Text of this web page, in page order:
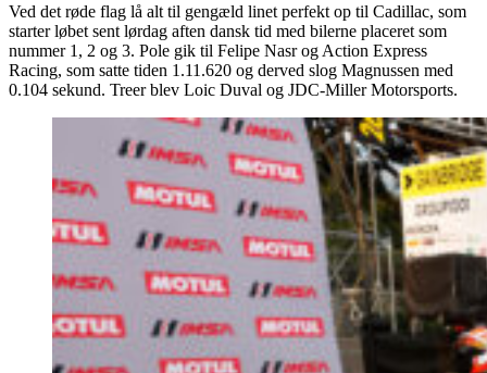
Ved det røde flag lå alt til gengæld linet perfekt op til Cadillac, som
starter løbet sent lørdag aften dansk tid med bilerne placeret som
nummer 1, 2 og 3. Pole gik til Felipe Nasr og Action Express
Racing, som satte tiden 1.11.620 og derved slog Magnussen med
0.104 sekund. Treer blev Loic Duval og JDC-Miller Motorsports.